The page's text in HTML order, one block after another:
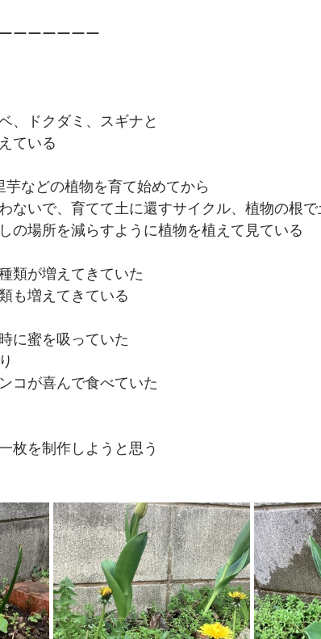
ーーーーーー
、ドクダミ、スギナと
ている
などの植物を育て始めてから
ないで、育てて土に還すサイクル、植物の根
の場所を減らすように植物を植えて見ている
類が増えてきていた
も増えてきている
に蜜を吸っていた
コが喜んで食べていた
枚を制作しようと思う